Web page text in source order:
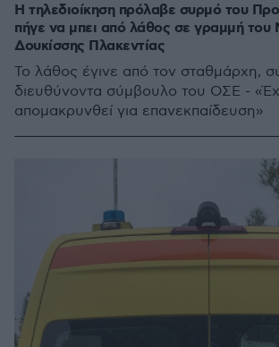
Η τηλεδιοίκηση πρόλαβε συρμό του
πήγε να μπει από λάθος σε γραμμή του
Δουκίσσης Πλακεντίας
Το λάθος έγινε από τον σταθμάρχη,
διευθύνοντα σύμβουλο του ΟΣΕ -
απομακρυνθεί για επανεκπαίδευση»